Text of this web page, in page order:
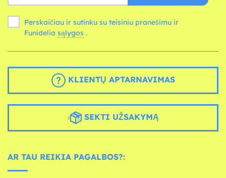
Perskaičiau ir sutinku su teisiniu pranešimu ir
Funidelia sąlygos .
KLIENTŲ APTARNAVIMAS
SEKTI UŽSAKYMĄ
AR TAU REIKIA PAGALBOS?: